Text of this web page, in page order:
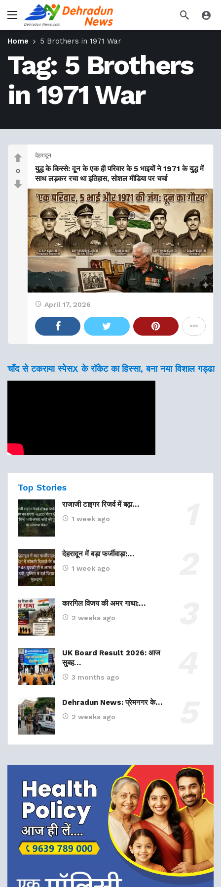
Home 5 Brothers in 1971 War
Tag: 5 Brothers
in 1971 War
0
देहरादून
युद्ध के किस्से: दून के एक ही परिवार के 5 भाइयों ने 1971 के युद्ध में
साथ लड़कर रचा था इतिहास, सोशल मीडिया पर चर्चा
April 17, 2026
चाँद से टकराया स्पेसX के रॉकेट का हिस्सा, बना नया विशाल गड्ढा
Top Stories
राजाजी टाइगर रिजर्व में बढ़ा…
1 week ago
देहरादून में बड़ा फर्जीवाड़ा:…
1 week ago
कारगिल विजय की अमर गाथा:…
2 weeks ago
UK Board Result 2026: आज
सुबह…
3 months ago
Dehradun News: प्रेमनगर के…
2 weeks ago